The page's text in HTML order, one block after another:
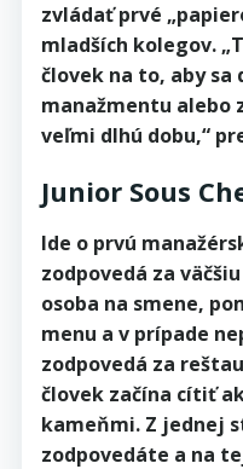
zvládať prvé
mladších kolegov.
človek na to, aby sa
manažmentu alebo
veľmi dlhú dobu,“
Junior Sous
Ide o prvú
zodpovedá za
osoba na smene,
menu a v prípade
zodpovedá za
človek začína cítiť
kameňmi. Z jednej
zodpovedáte a na